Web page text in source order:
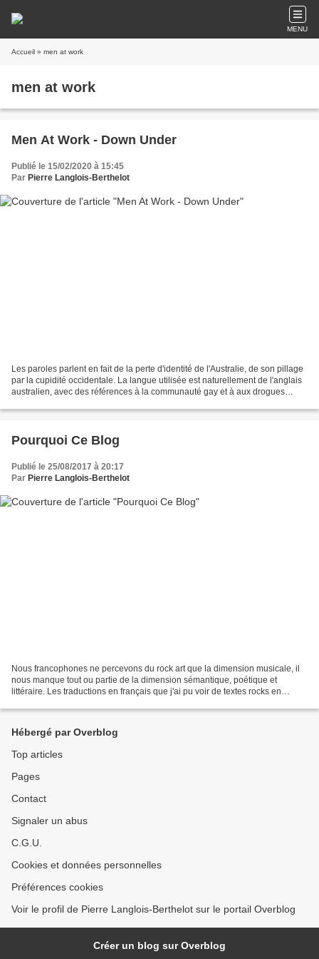
MENU
Accueil » men at work
men at work
Men At Work - Down Under
Publié le 15/02/2020 à 15:45
Par Pierre Langlois-Berthelot
Les paroles parlent en fait de la perte d'identité de l'Australie, de son pillage
par la cupidité occidentale. La langue utilisée est naturellement de l'anglais
australien, avec des références à la communauté gay et à aux drogues
Pourquoi Ce Blog
Publié le 25/08/2017 à 20:17
Par Pierre Langlois-Berthelot
Nous francophones ne percevons du rock art que la dimension musicale, il
nous manque tout ou partie de la dimension sémantique, poétique et
littéraire. Les traductions en français que j'ai pu voir de textes rocks en
Hébergé par Overblog
Top articles
Pages
Contact
Signaler un abus
C.G.U.
Cookies et données personnelles
Préférences cookies
Voir le profil de Pierre Langlois-Berthelot sur le portail Overblog
Créer un blog sur Overblog